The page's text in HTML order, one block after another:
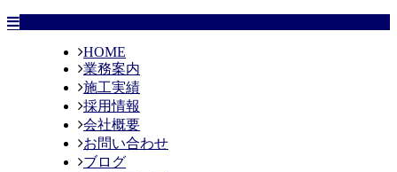
HOME
業務案内
施工実績
採用情報
会社概要
お問い合わせ
ブログ